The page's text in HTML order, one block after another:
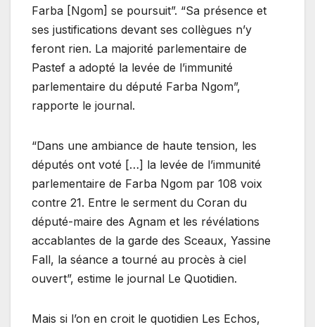
Farba [Ngom] se poursuit”. “Sa présence et
ses justifications devant ses collègues n’y
feront rien. La majorité parlementaire de
Pastef a adopté la levée de l’immunité
parlementaire du député Farba Ngom”,
rapporte le journal.
“Dans une ambiance de haute tension, les
députés ont voté […] la levée de l’immunité
parlementaire de Farba Ngom par 108 voix
contre 21. Entre le serment du Coran du
député-maire des Agnam et les révélations
accablantes de la garde des Sceaux, Yassine
Fall, la séance a tourné au procès à ciel
ouvert”, estime le journal Le Quotidien.
Mais si l’on en croit le quotidien Les Echos,